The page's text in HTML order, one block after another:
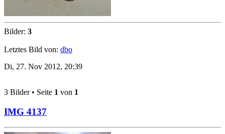
Bilder: 3
Letztes Bild von: dbo
Di, 27. Nov 2012, 20:39
3 Bilder • Seite 1 von 1
IMG 4137